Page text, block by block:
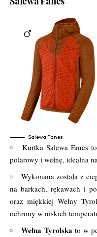
Salewa Fanes
Kurtka Salewa Fanes
polarowy i wełnę, idealna
Wykonana została z
na barkach, rękawach i
oraz miękkiej Wełny
ochrony w niskich
Wełna Tyrolska to w